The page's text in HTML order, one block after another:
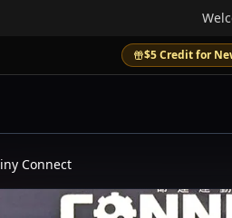
$5 Credit for
Connect